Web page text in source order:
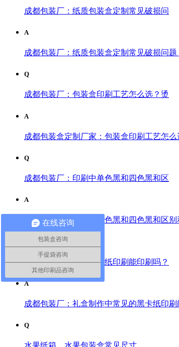
成都包装厂：纸质包装盒定制常见破损问
A
成都包装厂：纸质包装盒定制常见破损问
Q
成都包装厂：包装盒印刷工艺怎么选？烫
A
成都包装盒定制厂家：包装盒印刷工艺怎
Q
成都包装厂：印刷中单色黑和四色黑和区
A
成都包装厂：印刷中单色黑和四色黑和区
礼盒制作中常见的黑卡纸印刷能印刷吗？
A
成都包装厂：礼盒制作中常见的黑卡纸印
Q
在线咨询
包装盒咨询
手提袋咨询
其他印刷品咨询